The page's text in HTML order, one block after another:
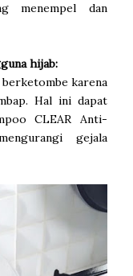
menempel dan
hijab:
karena
Hal ini dapat
CLEAR Anti-
gejala